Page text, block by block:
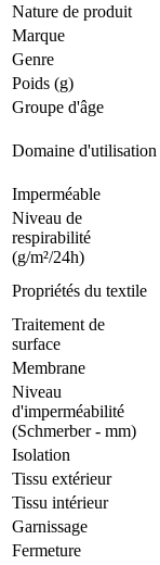
Nature de produit
Marque
Genre
Poids (g)
Groupe d'âge
Domaine d'utilisation
Imperméable
Niveau de
respirabilité
(g/m²/24h)
Propriétés du textile
Traitement de
surface
Membrane
Niveau
d'imperméabilité
(Schmerber - mm)
Isolation
Tissu extérieur
Tissu intérieur
Garnissage
Fermeture